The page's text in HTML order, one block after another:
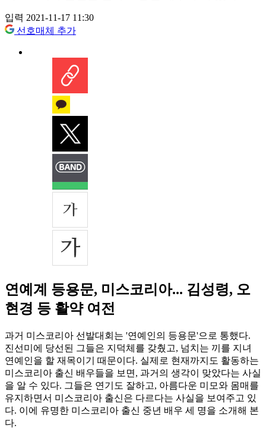
입력 2021-11-17 11:30
선호매체 추가
연예계 등용문, 미스코리아... 김성령, 오
현경 등 활약 여전
과거 미스코리아 선발대회는 '연예인의 등용문'으로 통했다.
진선미에 당선된 그들은 지덕체를 갖췄고, 넘치는 끼를 지녀
연예인을 할 재목이기 때문이다. 실제로 현재까지도 활동하는
미스코리아 출신 배우들을 보면, 과거의 생각이 맞았다는 사실
을 알 수 있다. 그들은 연기도 잘하고, 아름다운 미모와 몸매를
유지하면서 미스코리아 출신은 다르다는 사실을 보여주고 있
다. 이에 유명한 미스코리아 출신 중년 배우 세 명을 소개해 본
다.